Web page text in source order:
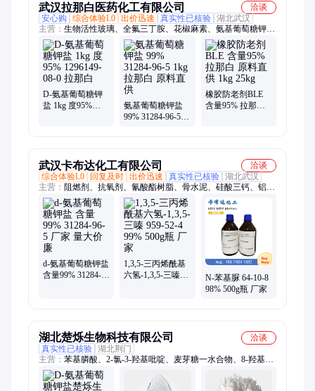
武汉拉那白医药化工有限公司
洽谈
安心购
综合体验L0 出价迅速 真实性已核验 湖北武汉
主营： 生物活性玻璃、全氟三丁胺、花椒麻素、氨基葡萄糖钾
盐、二羟基丙酮、2-十一酮、光引发剂、乙酸龙脑酯、羟基磷灰
石
D-氨基葡萄糖钾
盐 1kg 度95%
氨基葡萄糖钾盐
99% 31284-96-5
橡胶防老剂BLE
含量95% 拉那白
武汉卡布达化工有限公司
洽谈
综合体验L0
回复及时 出价迅速 真实性已核验 湖北武汉
主营： 阻燃剂、抗氧剂、氰酸酯树脂、骨水泥、硅酸三钙、铝酸
三钙、光固化剂
d-氨基葡萄糖钾盐
含量99% 31284-
1,3,5-三丙烯酰基
六氢-1,3,5-三嗪
N-苯基脲 64-10-8
98% 500g瓶 厂家
湖北楚烁生物科技有限公司
洽谈
真实性已核验 湖北荆门
主营： 苯基膦酸、2-氯-3-羟基吡啶、麦芽糖一水合物、8-羟基喹
啉、燕麦生物碱、对羟基苯丙酸、磺胺二甲嘧啶、羟丙基-β-环糊
精、2-咪唑烷酮、对甲苯磺酸甲酯、聚乙烯亚胺、王浆酸、苯基